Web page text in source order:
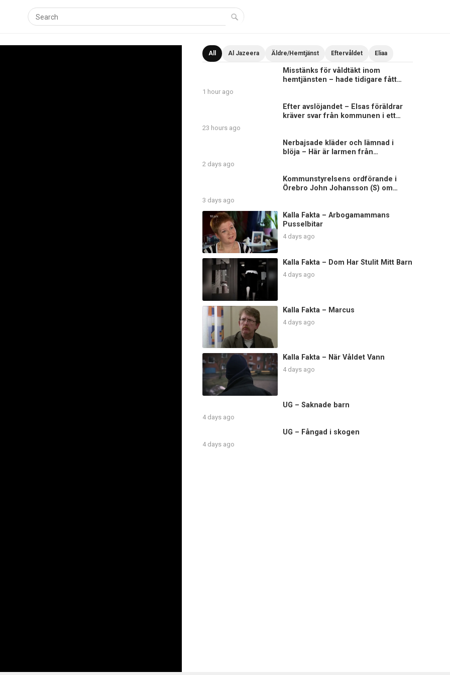
All Al Jazeera Äldre/Hemtjänst Eftervåldet Eliaa
Misstänks för våldtäkt inom
hemtjänsten – hade tidigare fått
1 hour ago
Efter avslöjandet – Elsas föräldrar
kräver svar från kommunen i ett
23 hours ago
Nerbajsade kläder och lämnad i
blöja – Här är larmen från
2 days ago
Kommunstyrelsens ordförande i
Örebro John Johansson (S) om
3 days ago
Kalla Fakta – Arbogamammans
Pusselbitar
4 days ago
Kalla Fakta – Dom Har Stulit Mitt Barn
4 days ago
Kalla Fakta – Marcus
4 days ago
Kalla Fakta – När Våldet Vann
4 days ago
UG – Saknade barn
4 days ago
UG – Fångad i skogen
4 days ago